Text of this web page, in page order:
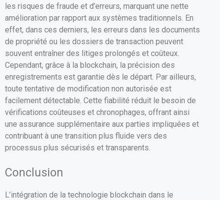
les risques de fraude et d’erreurs, marquant une nette
amélioration par rapport aux systèmes traditionnels. En
effet, dans ces derniers, les erreurs dans les documents
de propriété ou les dossiers de transaction peuvent
souvent entraîner des litiges prolongés et coûteux.
Cependant, grâce à la blockchain, la précision des
enregistrements est garantie dès le départ. Par ailleurs,
toute tentative de modification non autorisée est
facilement détectable. Cette fiabilité réduit le besoin de
vérifications coûteuses et chronophages, offrant ainsi
une assurance supplémentaire aux parties impliquées et
contribuant à une transition plus fluide vers des
processus plus sécurisés et transparents.
Conclusion
L’intégration de la technologie blockchain dans le